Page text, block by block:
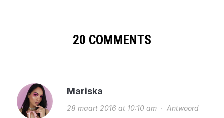
20 COMMENTS
Mariska
28 maart 2016 at 10:10 am· Antwoord